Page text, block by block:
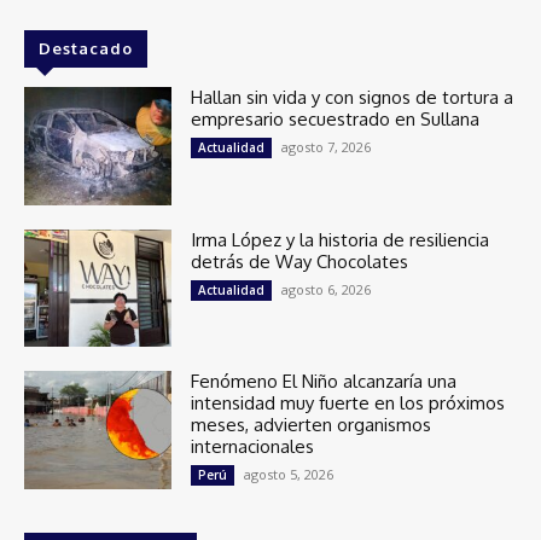
Destacado
Hallan sin vida y con signos de tortura a
empresario secuestrado en Sullana
Actualidad agosto 7, 2026
Irma López y la historia de resiliencia
detrás de Way Chocolates
Actualidad agosto 6, 2026
Fenómeno El Niño alcanzaría una
intensidad muy fuerte en los próximos
meses, advierten organismos
internacionales
Perú agosto 5, 2026